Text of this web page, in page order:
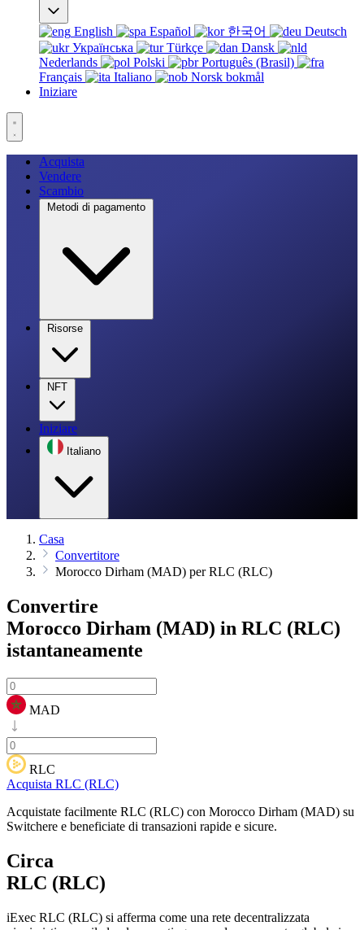
English Español 한국어
Deutsch
Українська
Türkçe
Dansk
Nederlands
Polski
Português (Brasil)
Français
Italiano
Norsk bokmål
Iniziare
Acquista
Vendere
Scambio
Metodi di pagamento
Risorse
NFT
Iniziare
Italiano
Casa
Convertitore
Morocco Dirham (MAD) per RLC (RLC)
Convertire
Morocco Dirham (MAD) in RLC (RLC)
istantaneamente
MAD
RLC
Acquista RLC (RLC)
Acquistate facilmente RLC (RLC) con Morocco Dirham (MAD) su
Switchere e beneficiate di transazioni rapide e sicure.
Circa
RLC (RLC)
iExec RLC (RLC) si afferma come una rete decentralizzata